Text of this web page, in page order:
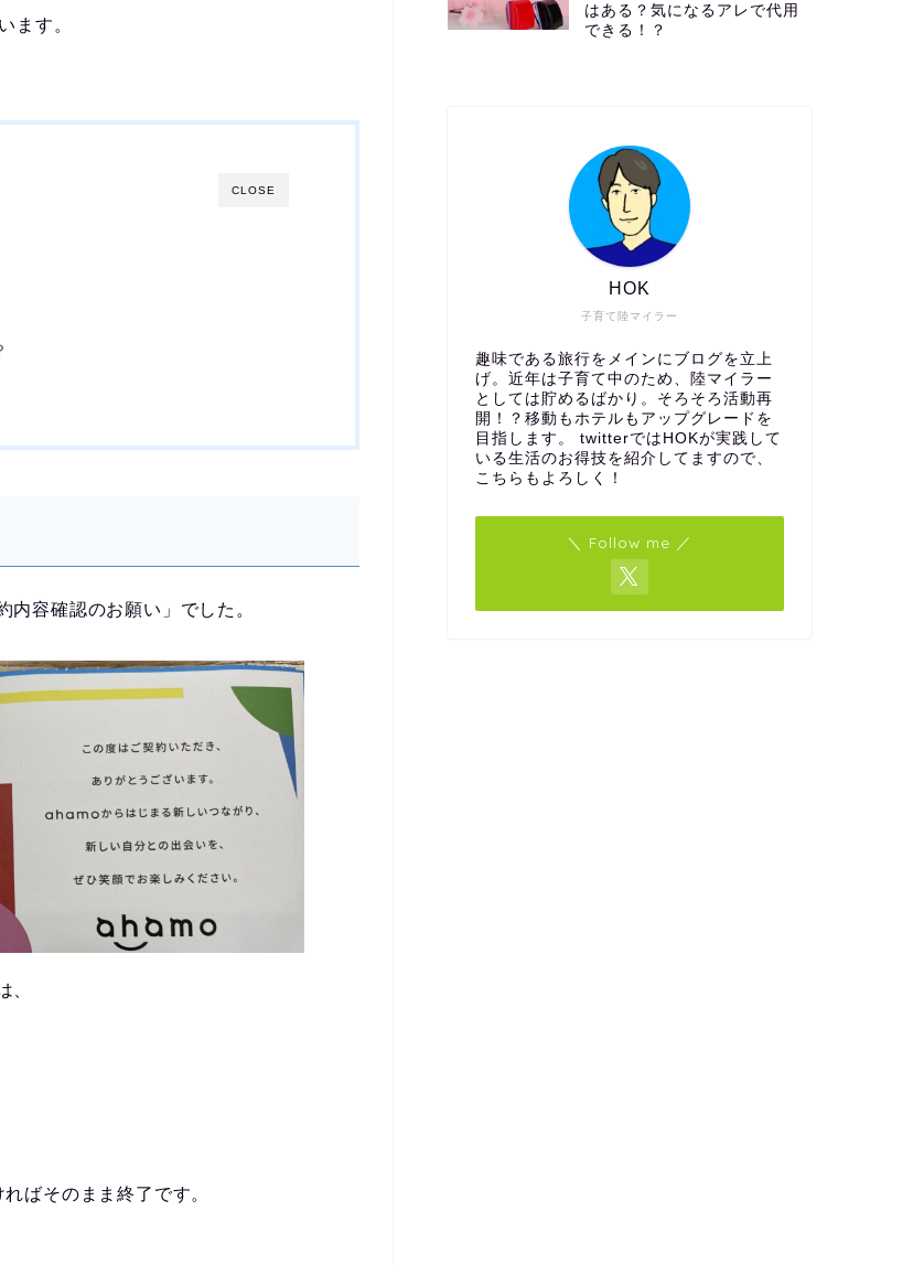
ます。
CLOSE
容確認のお願い」でした。
、
ばそのまま終了です。
はある？気になるアレで代用
できる！？
子育て陸マイラー
HOK
趣味である旅行をメインにブログを立上
げ。近年は子育て中のため、陸マイラー
としては貯めるばかり。そろそろ活動再
開！？移動もホテルもアップグレードを
目指します。 twitterではHOKが実践して
いる生活のお得技を紹介してますので、
こちらもよろしく！
＼ Follow me ／